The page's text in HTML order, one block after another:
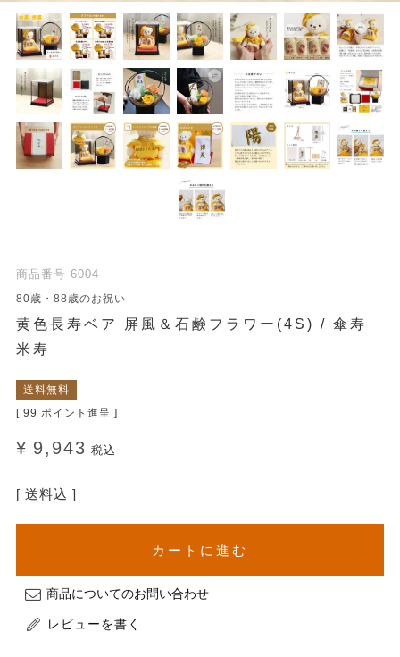
商品番号 6004
80歳・88歳のお祝い
黄色長寿ベア 屏風＆石鹸フラワー(4S) / 傘寿
米寿
送料無料
[ 99 ポイント進呈 ]
¥ 9,943 税込
送料込
カートに進む
商品についてのお問い合わせ
レビューを書く